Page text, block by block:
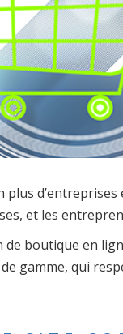
et les
de boutique en
gamme, qui